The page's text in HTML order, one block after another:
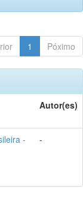
1 Póximo
Autor(es)
-
-